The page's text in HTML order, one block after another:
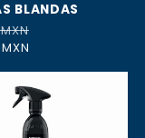
BLANDAS